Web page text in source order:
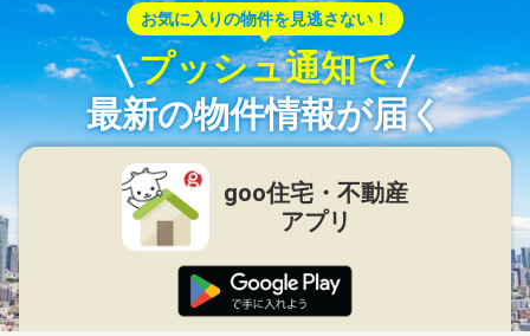
お気に入りの物件を見逃さない！
プッシュ通知で
最新の物件情報が届く
goo住宅・不動産
アプリ